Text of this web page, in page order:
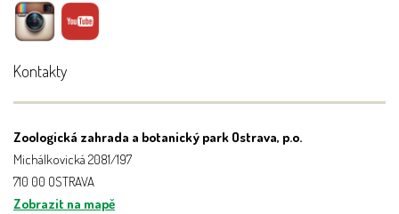
Kontakty
Zoologická zahrada a botanický park Ostrava, p.o.
Michálkovická 2081/197
710 00 OSTRAVA
Zobrazit na mapě